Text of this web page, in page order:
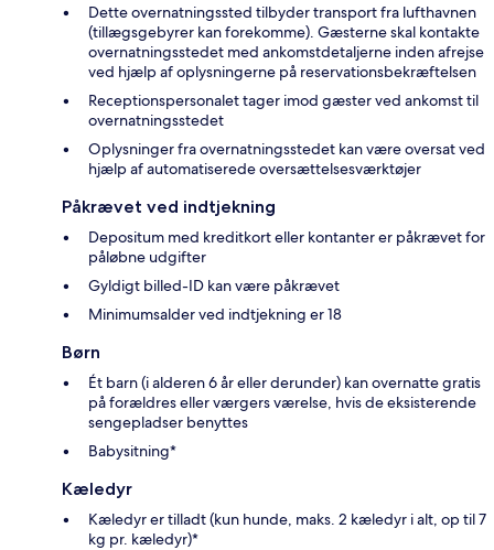
Dette overnatningssted tilbyder transport fra lufthavnen
(tillægsgebyrer kan forekomme). Gæsterne skal kontakte
overnatningsstedet med ankomstdetaljerne inden afrejse
ved hjælp af oplysningerne på reservationsbekræftelsen
Receptionspersonalet tager imod gæster ved ankomst til
overnatningsstedet
Oplysninger fra overnatningsstedet kan være oversat ved
hjælp af automatiserede oversættelsesværktøjer
Påkrævet ved indtjekning
Depositum med kreditkort eller kontanter er påkrævet for
påløbne udgifter
Gyldigt billed-ID kan være påkrævet
Minimumsalder ved indtjekning er 18
Børn
Ét barn (i alderen 6 år eller derunder) kan overnatte gratis
på forældres eller værgers værelse, hvis de eksisterende
sengepladser benyttes
Babysitning*
Kæledyr
Kæledyr er tilladt (kun hunde, maks. 2 kæledyr i alt, op til 7
kg pr. kæledyr)*